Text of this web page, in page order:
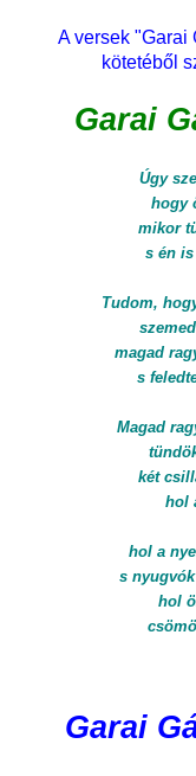
A versek "Garai
kötetéből
Garai
Úgy
hogy
mikor
s én
Tudom,
magad
s
Magad
két
hol
hol a
s
hol
Garai